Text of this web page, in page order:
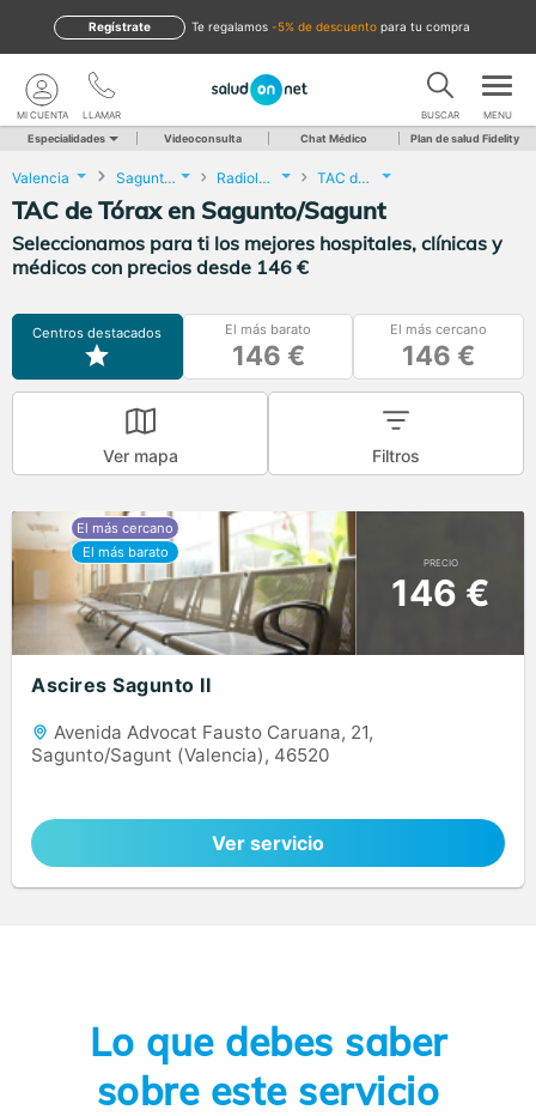
te regalamos -5% de descuento para tu compra
Regístrate
LLAMAR
MI CUENTA BUSCAR MENU
Especialidades Videoconsulta Chat Médico Plan de salud Fidelity
Valencia Sagunto/Sagunt Radiología TAC de Tórax
TAC de Tórax en Sagunto/Sagunt
Seleccionamos para ti los mejores hospitales, clínicas y
médicos con precios desde 146 €
Centros destacados El más barato
146 €
El más cercano
146 €
Ver mapa Filtros
PRECIO
146 €
Ascires Sagunto II
Avenida Advocat Fausto Caruana, 21,
Sagunto/Sagunt (Valencia), 46520
Ver servicio
Lo que debes saber
sobre este servicio